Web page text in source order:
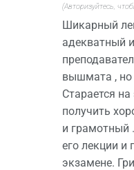
(Авторизуйтесь,
Шикарный
адекватный
вышмата , но
Старается
получить
и грамотный
его лекции и
экзамене.